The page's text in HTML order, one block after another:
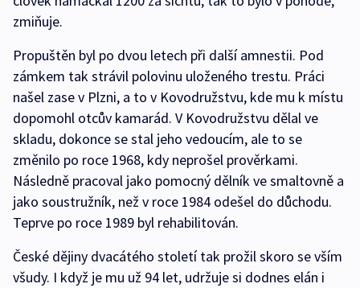
zmiňuje.
Propuštěn byl po dvou letech při další amnestii. Pod
zámkem tak strávil polovinu uloženého trestu. Práci
našel zase v Plzni, a to v Kovodružstvu, kde mu k místu
dopomohl otcův kamarád. V Kovodružstvu dělal ve
skladu, dokonce se stal jeho vedoucím, ale to se
změnilo po roce 1968, kdy neprošel prověrkami.
Následně pracoval jako pomocný dělník ve smaltovně a
jako soustružník, než v roce 1984 odešel do důchodu.
Teprve po roce 1989 byl rehabilitován.
České dějiny dvacátého století tak prožil skoro se vším
všudy. I když je mu už 94 let, udržuje si dodnes elán i